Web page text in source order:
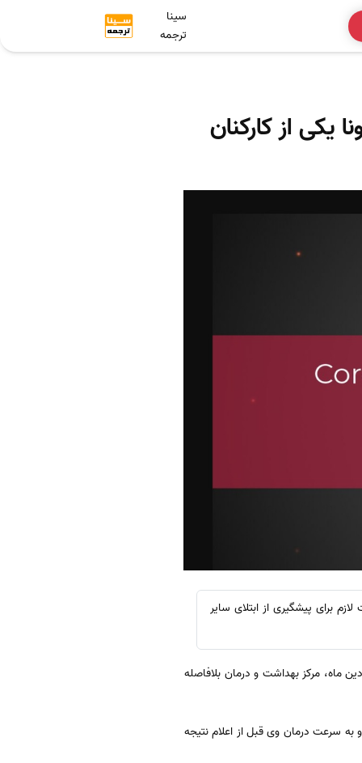
سینا
ترجمه
از کارکنان
برای پیشگیری از ابتلای سایر
ماه، مرکز بهداشت و درمان بلافاصله
سرعت درمان وی قبل از اعلام نتیجه